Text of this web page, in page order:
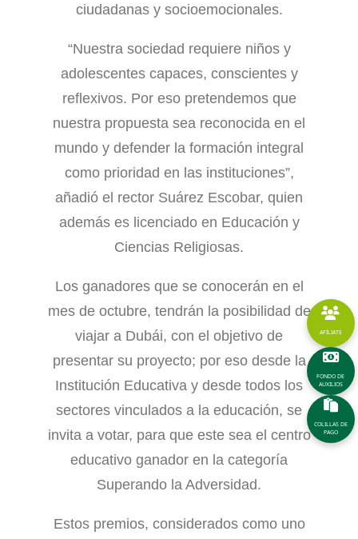
ciudadanas y socioemocionales.
“Nuestra sociedad requiere niños y
adolescentes capaces, conscientes y
reflexivos. Por eso pretendemos que
nuestra propuesta sea reconocida en el
mundo y defender la formación integral
como prioridad en las instituciones”,
añadió el rector Suárez Escobar, quien
además es licenciado en Educación y
Ciencias Religiosas.
Los ganadores que se conocerán en el
mes de octubre, tendrán la posibilidad de
viajar a Dubái, con el objetivo de
presentar su proyecto; por eso desde la
Institución Educativa y desde todos los
sectores vinculados a la educación, se
invita a votar, para que este sea el centro
educativo ganador en la categoría
Superando la Adversidad.
Estos premios, considerados como uno
AFÍLIATE
FONDO DE
AUXILIOS
COLILLAS DE
PAGO